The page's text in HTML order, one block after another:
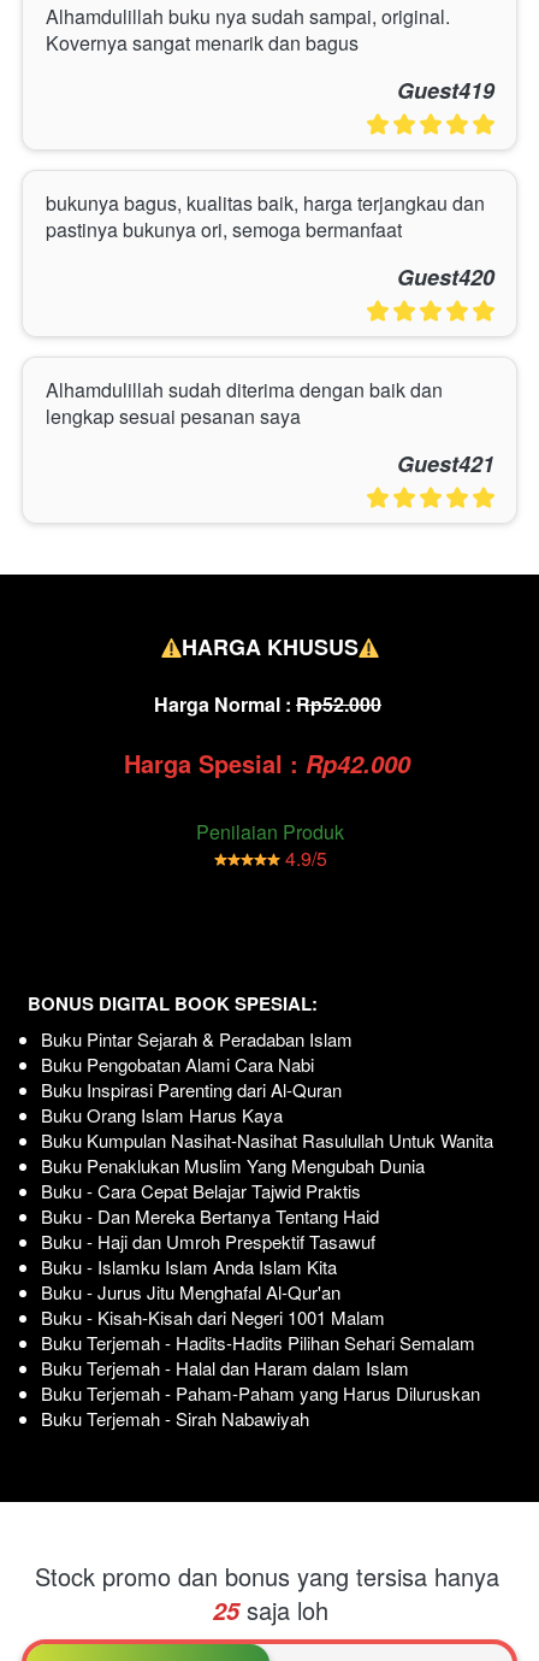
Alhamdulillah buku nya sudah sampai, original.
Kovernya sangat menarik dan bagus
Guest419
bukunya bagus, kualitas baik, harga terjangkau dan
pastinya bukunya ori, semoga bermanfaat
Guest420
Alhamdulillah sudah diterima dengan baik dan
lengkap sesuai pesanan saya
Guest421
HARGA KHUSUS
Harga Normal : Rp52.000
Harga Spesial : Rp42.000
Penilaian Produk
4.9/5
BONUS DIGITAL BOOK SPESIAL:
Buku Pintar Sejarah & Peradaban Islam
Buku Pengobatan Alami Cara Nabi
Buku Inspirasi Parenting dari Al-Quran
Buku Orang Islam Harus Kaya
Buku Kumpulan Nasihat-Nasihat Rasulullah Untuk Wanita
Buku Penaklukan Muslim Yang Mengubah Dunia
Buku - Cara Cepat Belajar Tajwid Praktis
Buku - Dan Mereka Bertanya Tentang Haid
Buku - Haji dan Umroh Prespektif Tasawuf
Buku - Islamku Islam Anda Islam Kita
Buku - Jurus Jitu Menghafal Al-Qur'an
Buku - Kisah-Kisah dari Negeri 1001 Malam
Buku Terjemah - Hadits-Hadits Pilihan Sehari Semalam
Buku Terjemah - Halal dan Haram dalam Islam
Buku Terjemah - Paham-Paham yang Harus Diluruskan
Buku Terjemah - Sirah Nabawiyah
Stock promo dan bonus yang tersisa hanya
25 saja loh